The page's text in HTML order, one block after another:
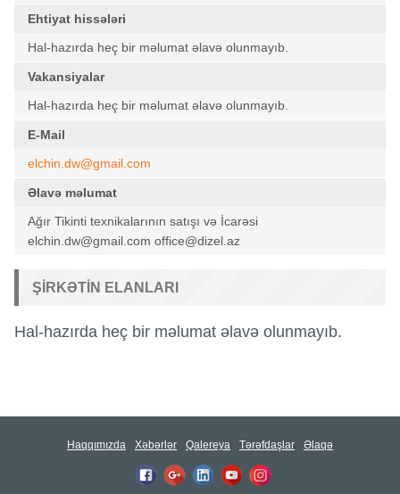
Ehtiyat hissələri
Hal-hazırda heç bir məlumat əlavə olunmayıb.
Vakansiyalar
Hal-hazırda heç bir məlumat əlavə olunmayıb.
E-Mail
elchin.dw@gmail.com
Əlavə məlumat
Ağır Tikinti texnikalarının satışı və İcarəsi
elchin.dw@gmail.com office@dizel.az
ŞIRKƏTIN ELANLARI
Hal-hazırda heç bir məlumat əlavə olunmayıb.
Haqqımızda Xəbərlər Qalereya Tərəfdaşlar Əlaqə